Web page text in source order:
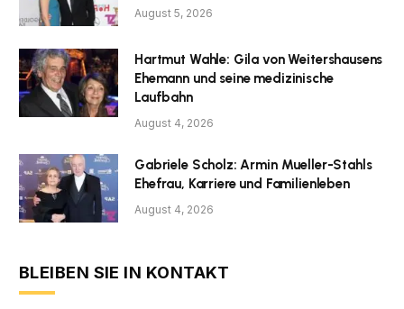
August 5, 2026
Hartmut Wahle: Gila von Weitershausens
Ehemann und seine medizinische
Laufbahn
August 4, 2026
Gabriele Scholz: Armin Mueller-Stahls
Ehefrau, Karriere und Familienleben
August 4, 2026
BLEIBEN SIE IN KONTAKT